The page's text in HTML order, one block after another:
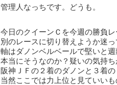
管理人なっちです。どうも。
今日のクイーンＣを今週の勝負
別のレースに切り替えようか迷
軸はダノンベルベールで堅いと
本当にそうなのか？疑いの気持
阪神ＪＦの２着のダノンと３着
当然ここでは力上位と見ていい